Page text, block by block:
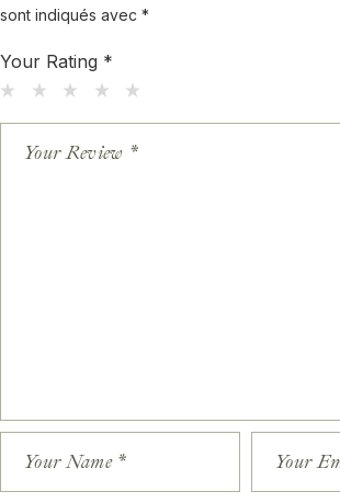
sont indiqués avec *
Your Rating *